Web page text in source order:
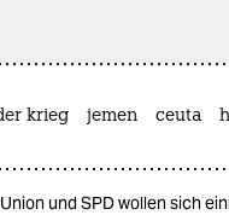
krieg jemen ceuta
und SPD wollen sich